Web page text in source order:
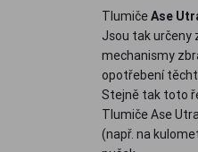
TlumičeAse
Jsou tak určeny
mechanismy
opotřebení
Stejně tak toto
Tlumiče Ase
(např. na